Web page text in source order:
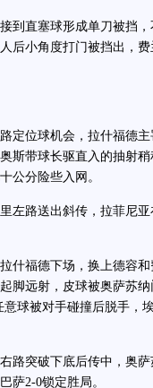
直塞球形成单刀被挡，
后小角度打门被挡出，
位球机会，拉什福德主
斯带球长驱直入的抽射
公分险些入网。
路送出斜传，拉菲尼亚
福德下场，换上德容和
脚远射，皮球被奥萨苏
球被对手碰撞后脱手，
突破下底后传中，奥萨
萨2-0锁定胜局。